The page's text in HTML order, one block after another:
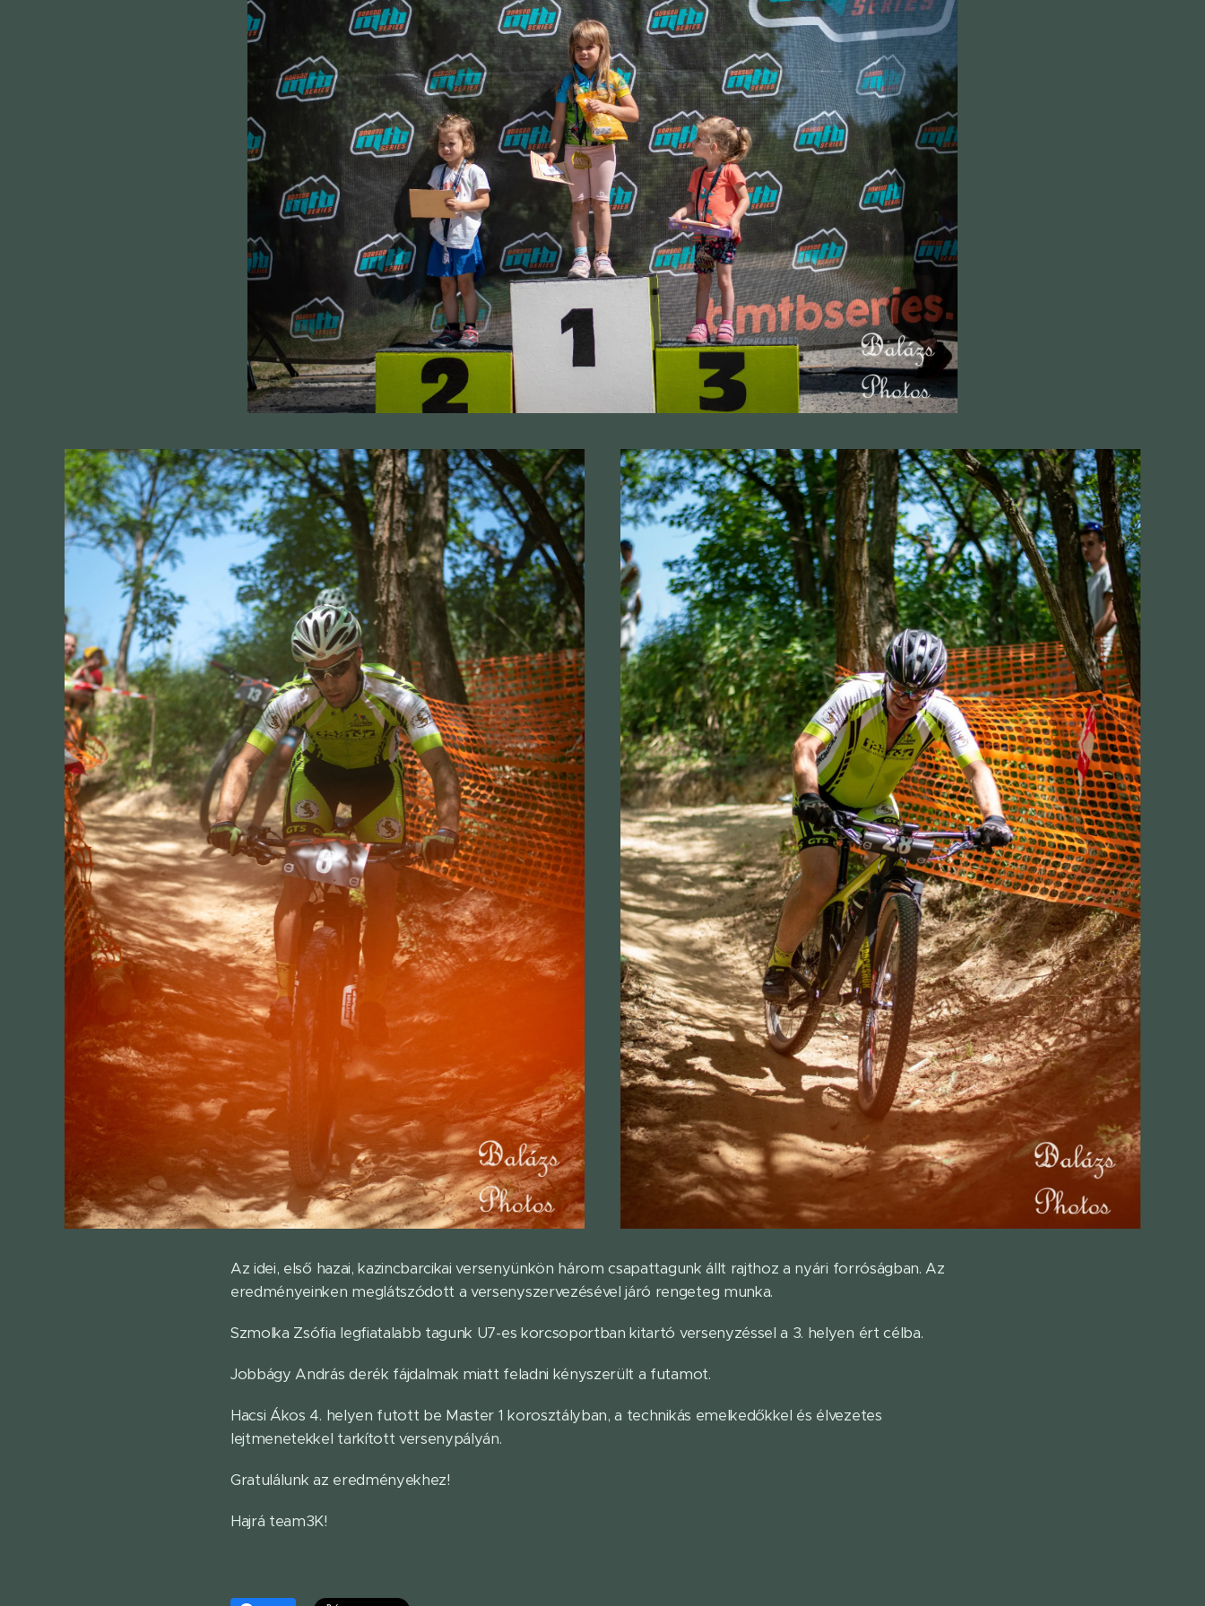
Az idei, első hazai, kazincbarcikai versenyünkön három csapattagunk állt rajthoz a nyári forróságban. Az
eredményeinken meglátszódott a versenyszervezésével járó rengeteg munka.
Szmolka Zsófia legfiatalabb tagunk U7-es korcsoportban kitartó versenyzéssel a 3. helyen ért célba.
Jobbágy András derék fájdalmak miatt feladni kényszerült a futamot.
Hacsi Ákos 4. helyen futott be Master 1 korosztályban, a technikás emelkedőkkel és élvezetes
lejtmenetekkel tarkított versenypályán.
Gratulálunk az eredményekhez!
Hajrá team3K!